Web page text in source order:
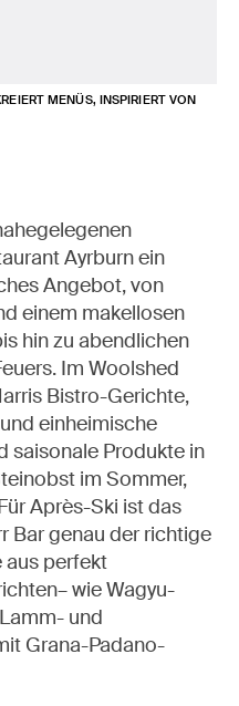
MENÜS, INSPIRIERT VON
Ayrburn ein
Angebot, von
einem makellosen
hin zu abendlichen
Im Woolshed
Bistro-Gerichte,
einheimische
saisonale Produkte in
im Sommer,
Après-Ski ist das
Bar genau der richtige
aus perfekt
wie Wagyu-
und
Grana-Padano-